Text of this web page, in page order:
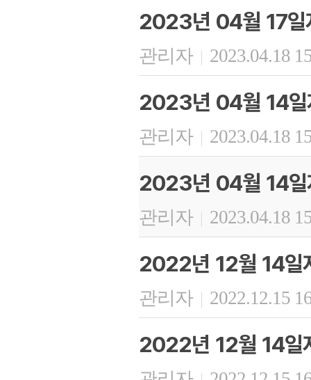
2023년 04월 17일
관리자 | 2023.04.18
2023년 04월 14일
관리자 | 2023.04.18
2023년 04월 14일
관리자 | 2023.04.18
2022년 12월 14일
관리자 | 2022.12.15
2022년 12월 14일